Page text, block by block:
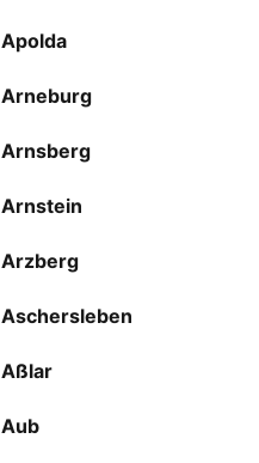
Apolda
Arneburg
Arnsberg
Arnstein
Arzberg
Aschersleben
Aßlar
Aub